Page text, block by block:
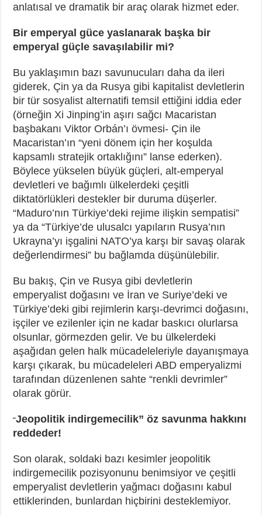
anlatısal ve dramatik bir araç olarak hizmet eder.
Bir emperyal güce yaslanarak başka bir
emperyal güçle savaşılabilir mi?
Bu yaklaşımın bazı savunucuları daha da ileri
giderek, Çin ya da Rusya gibi kapitalist devletlerin
bir tür sosyalist alternatifi temsil ettiğini iddia eder
(örneğin Xi Jinping’in aşırı sağcı Macaristan
başbakanı Viktor Orbán’ı övmesi- Çin ile
Macaristan’ın “yeni dönem için her koşulda
kapsamlı stratejik ortaklığını” lanse ederken).
Böylece yükselen büyük güçleri, alt-emperyal
devletleri ve bağımlı ülkelerdeki çeşitli
diktatörlükleri destekler bir duruma düşerler.
“Maduro’nın Türkiye’deki rejime ilişkin sempatisi”
ya da “Türkiye’de ulusalcı yapıların Rusya’nın
Ukrayna’yı işgalini NATO’ya karşı bir savaş olarak
değerlendirmesi” bu bağlamda düşünülebilir.
Bu bakış, Çin ve Rusya gibi devletlerin
emperyalist doğasını ve İran ve Suriye’deki ve
Türkiye’deki gibi rejimlerin karşı-devrimci doğasını,
işçiler ve ezilenler için ne kadar baskıcı olurlarsa
olsunlar, görmezden gelir. Ve bu ülkelerdeki
aşağıdan gelen halk mücadeleleriyle dayanışmaya
karşı çıkarak, bu mücadeleleri ABD emperyalizmi
tarafından düzenlenen sahte “renkli devrimler”
olarak görür.
“Jeopolitik indirgemecilik” öz savunma hakkını
reddeder!
Son olarak, soldaki bazı kesimler jeopolitik
indirgemecilik pozisyonunu benimsiyor ve çeşitli
emperyalist devletlerin yağmacı doğasını kabul
ettiklerinden, bunlardan hiçbirini desteklemiyor.